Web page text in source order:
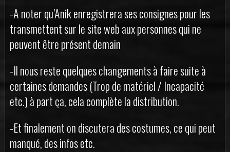
-A noter qu’Anik enregistrera ses consignes pour les
transmettent sur le site web aux personnes qui ne
peuvent être présent demain
-Il nous reste quelques changements à faire suite à
certaines demandes (Trop de matériel / Incapacité
etc.) à part ça, cela complète la distribution.
-Et finalement on discutera des costumes, ce qui peut
manqué, des infos etc.